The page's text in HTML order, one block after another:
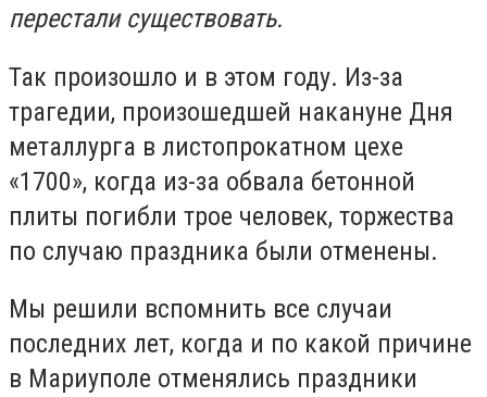
перестали существовать.
Так произошло и в этом году. Из-за
трагедии, произошедшей накануне Дня
металлурга в листопрокатном цехе
«1700», когда из-за обвала бетонной
плиты погибли трое человек, торжества
по случаю праздника были отменены.
Мы решили вспомнить все случаи
последних лет, когда и по какой причине
в Мариуполе отменялись праздники